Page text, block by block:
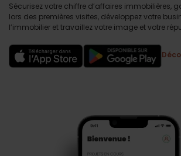
Sécurisez votre chiffre d’affaires immobilières,
lors des premières visites, développez votre
l’immobilier et travaillez votre image et votre